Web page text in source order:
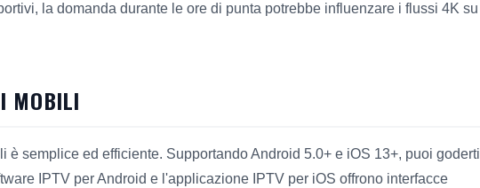
la domanda durante le ore di punta potrebbe influenzare i flussi 4K su
MOBILI
semplice ed efficiente. Supportando Android 5.0+ e iOS 13+, puoi goderti
IPTV per Android e l'applicazione IPTV per iOS offrono interfacce